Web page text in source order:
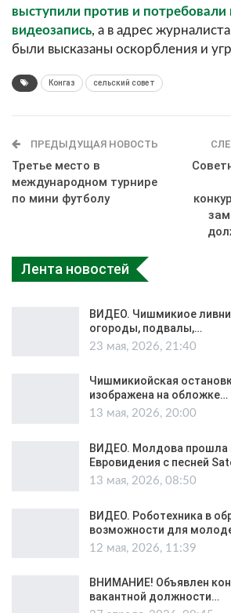
выступили против и потребовали
видеозапись, а в адрес
были высказаны оскорбления и
Конгаз сельский совет
ПРЕДЫДУЩАЯ НОВОСТЬ
Третье место в
международном турнире
по мини футболу
Лента новостей
ВИДЕО. Чишмикиое ливни
огороды, подвалы,…
23 мая, 2026, 21:40
Чишмикиойская
изображена на обложке…
13 мая, 2026, 20:00
ВИДЕО. Молдова прошла
Евровидения с песней
13 мая, 2026, 08:50
ВИДЕО. Роботехника в
возможности для
12 мая, 2026, 11:39
ВНИМАНИЕ! Объявлен
вакантной должности…